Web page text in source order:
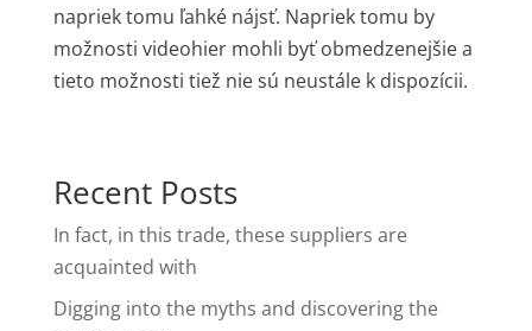
napriek tomu ľahké nájsť. Napriek tomu by
možnosti videohier mohli byť obmedzenejšie a
tieto možnosti tiež nie sú neustále k dispozícii.
Recent Posts
In fact, in this trade, these suppliers are
acquainted with
Digging into the myths and discovering the